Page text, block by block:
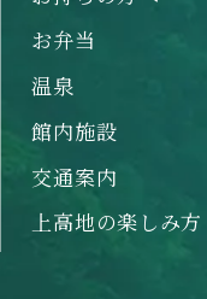
お弁当
温泉
館内施設
交通案内
上高地の楽しみ方